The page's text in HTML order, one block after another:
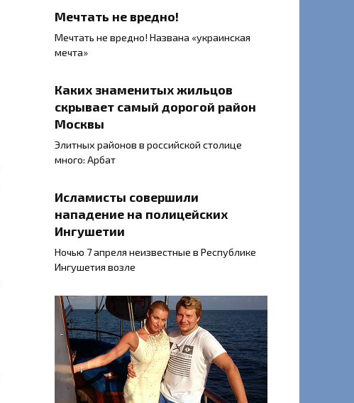
Мечтать не вредно!
Мечтать не вредно! Названа «украинская
мечта»
Каких знаменитых жильцов
скрывает самый дорогой район
Москвы
Элитных районов в российской столице
много: Арбат
Исламисты совершили
нападение на полицейских
Ингушетии
Ночью 7 апреля неизвестные в Республике
Ингушетия возле